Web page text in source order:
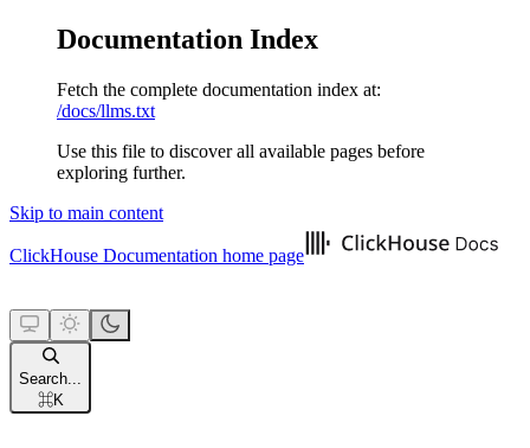
Documentation Index
Fetch the complete documentation index at:
/docs/llms.txt
Use this file to discover all available pages before
exploring further.
Skip to main content
ClickHouse Documentation home page
Search...
⌘K